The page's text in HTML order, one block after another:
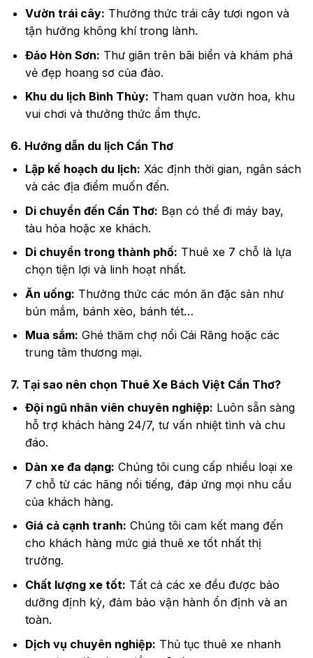
Vườn trái cây: Thưởng thức trái cây tươi ngon và
tận hưởng không khí trong lành.
Đảo Hòn Sơn: Thư giãn trên bãi biển và khám phá
vẻ đẹp hoang sơ của đảo.
Khu du lịch Bình Thủy: Tham quan vườn hoa, khu
vui chơi và thưởng thức ẩm thực.
6. Hướng dẫn du lịch Cần Thơ
Lập kế hoạch du lịch: Xác định thời gian, ngân sách
và các địa điểm muốn đến.
Di chuyển đến Cần Thơ: Bạn có thể đi máy bay,
tàu hỏa hoặc xe khách.
Di chuyển trong thành phố: Thuê xe 7 chỗ là lựa
chọn tiện lợi và linh hoạt nhất.
Ăn uống: Thưởng thức các món ăn đặc sản như
bún mắm, bánh xèo, bánh tét…
Mua sắm: Ghé thăm chợ nổi Cái Răng hoặc các
trung tâm thương mại.
7. Tại sao nên chọn Thuê Xe Bách Việt Cần Thơ?
Đội ngũ nhân viên chuyên nghiệp: Luôn sẵn sàng
hỗ trợ khách hàng 24/7, tư vấn nhiệt tình và chu
đáo.
Dàn xe đa dạng: Chúng tôi cung cấp nhiều loại xe
7 chỗ từ các hãng nổi tiếng, đáp ứng mọi nhu cầu
của khách hàng.
Giá cả cạnh tranh: Chúng tôi cam kết mang đến
cho khách hàng mức giá thuê xe tốt nhất thị
trường.
Chất lượng xe tốt: Tất cả các xe đều được bảo
dưỡng định kỳ, đảm bảo vận hành ổn định và an
toàn.
Dịch vụ chuyên nghiệp: Thủ tục thuê xe nhanh